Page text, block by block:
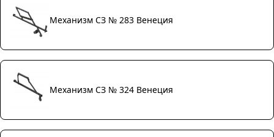
Механизм СЗ № 283 Венеция
Механизм СЗ № 324 Венеция